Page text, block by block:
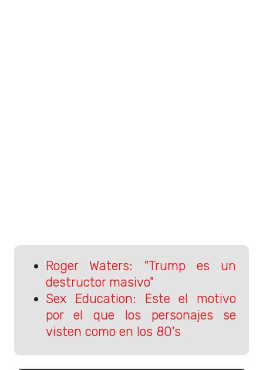
Roger Waters: "Trump es un
destructor masivo"
Sex Education: Este el motivo
por el que los personajes se
visten como en los 80's